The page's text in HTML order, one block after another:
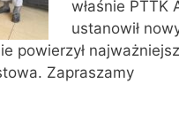
właśnie PTTK
ustanowił
powierzył
Zapraszamy